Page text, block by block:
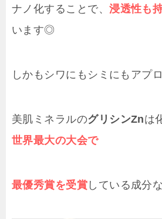
ナノ化することで、浸透性も
います◎
しかもシワにもシミにもアプ
美肌ミネラルのグリシンZnは
世界最大の大会で
最優秀賞を受賞 している成分